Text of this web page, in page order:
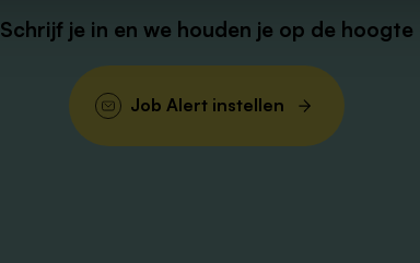
Schrijf je in en we houden je op de hoogte
Job Alert instellen